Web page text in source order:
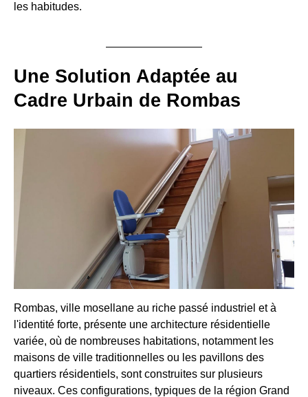
les habitudes.
Une Solution Adaptée au
Cadre Urbain de Rombas
Rombas, ville mosellane au riche passé industriel et à
l'identité forte, présente une architecture résidentielle
variée, où de nombreuses habitations, notamment les
maisons de ville traditionnelles ou les pavillons des
quartiers résidentiels, sont construites sur plusieurs
niveaux. Ces configurations, typiques de la région Grand